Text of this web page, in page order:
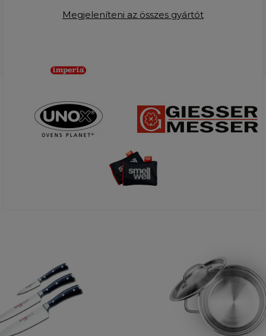
Megjeleníteni az összes gyártót